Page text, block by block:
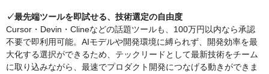
✓最先端ツールを即試せる、技術選定の自由度
Cursor・Devin・Clineなどの話題ツールも、100万円以内なら承認
不要で即利用可能。AIモデルや開発環境に縛られず、開発効率を最
大化する選択ができるため、テックリードとして最新技術をチーム
に取り込みながら、最速でプロダクト開発につなげる動きができま